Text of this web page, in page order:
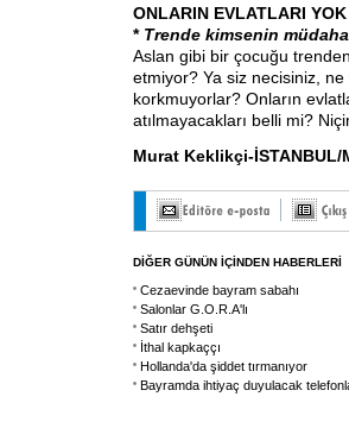
ONLARIN EVLATLARI
* Trende kimsenin
Aslan gibi bir çocuğu
etmiyor? Ya siz necisiniz,
korkmuyorlar? Onların
atılmayacakları belli mi?
Murat Keklikçi-İSTANBUL/
DİĞER GÜNÜN İÇİNDEN HABERLERİ
Cezaevinde bayram sabahı
Salonlar G.O.R.A'lı
Satır dehşeti
İthal kapkaççı
Hollanda'da şiddet tırmanıyor
Bayramda ihtiyaç duyulacak